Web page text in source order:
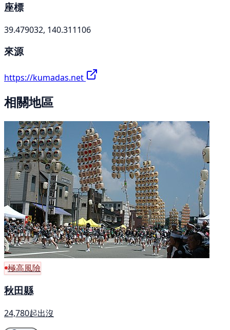
座標
39.479032, 140.311106
來源
https://kumadas.net
相關地區
極高風險
秋田縣
24,780起出沒